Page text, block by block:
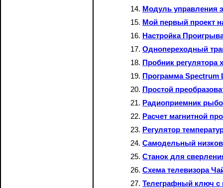
Модуль управления
Мой первый проект
Настройка
Однопереходный
Пробник регулятора
Программа Spectrum
Простой
Радиоприемник
Расчет магнитной
Регулятор
Самодельный
Станок для
Схема телевизора
Телеграфный ключ с